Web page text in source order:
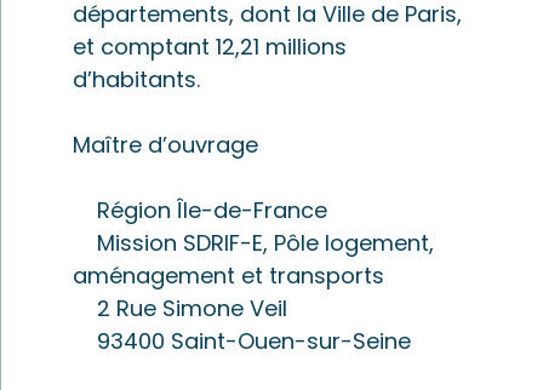
départements, dont la Ville de Paris,
et comptant 12,21 millions
d’habitants.
Maître d’ouvrage
Région Île-de-France
Mission SDRIF-E, Pôle logement,
aménagement et transports
2 Rue Simone Veil
93400 Saint-Ouen-sur-Seine